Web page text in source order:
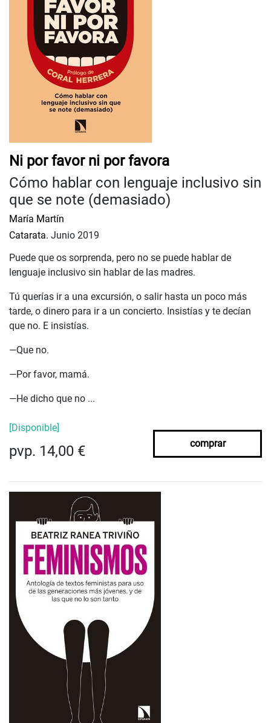
Ni por favor ni por favora
Cómo hablar con lenguaje inclusivo sin
que se note (demasiado)
María Martín
Catarata. Junio 2019
Puede que os sorprenda, pero no se puede hablar de
lenguaje inclusivo sin hablar de las madres.
Tú querías ir a una excursión, o salir hasta un poco más
tarde, o dinero para ir a un concierto. Insistías y te decían
que no. E insistías.
—Que no.
—Por favor, mamá.
—He dicho que no ...
[Disponible]
pvp. 14,00 € comprar